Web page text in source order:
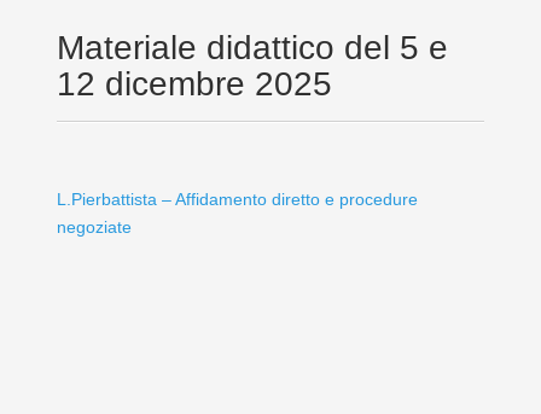
Materiale didattico del 5 e
12 dicembre 2025
L.Pierbattista – Affidamento diretto e procedure
negoziate